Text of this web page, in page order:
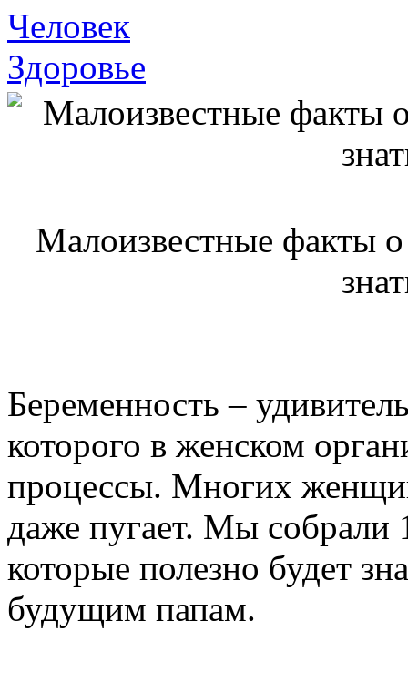
Человек
Здоровье
Малоизвестные факты
Беременность –
которого в женском
процессы. Многих
даже пугает. Мы собрали
которые полезно будет
будущим папам.